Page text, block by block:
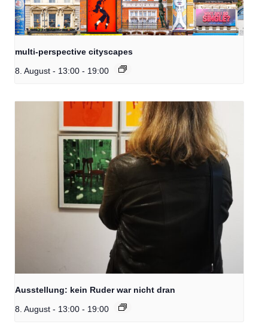
multi-perspective cityscapes
8. August - 13:00 - 19:00
Ausstellung: kein Ruder war nicht dran
8. August - 13:00 - 19:00